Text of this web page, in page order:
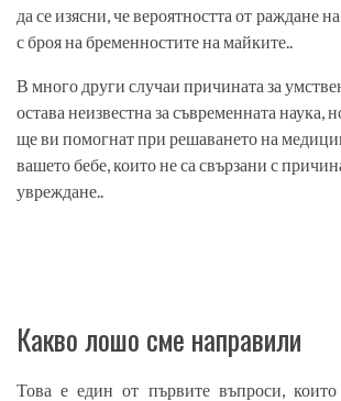
да се изясни, че вероятността от раждане
с броя на бременностите на майките..
В много други случаи причината за
остава неизвестна за съвременната наука,
ще ви помогнат при решаването на
вашето бебе, които не са свързани с
увреждане..
Какво лошо сме направили
Това е един от първите въпроси, които